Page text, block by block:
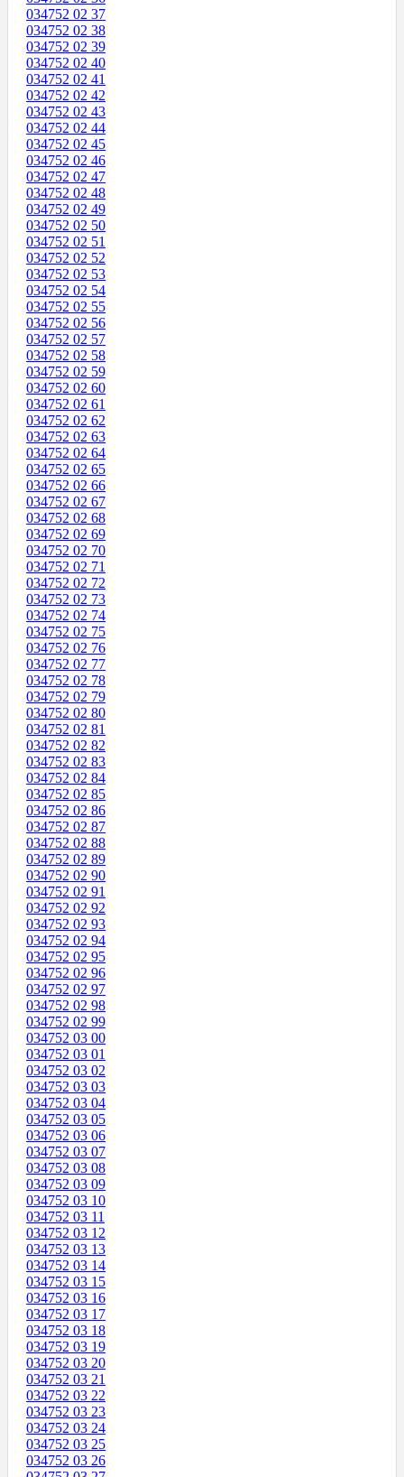
034752 02 37
034752 02 38
034752 02 39
034752 02 40
034752 02 41
034752 02 42
034752 02 43
034752 02 44
034752 02 45
034752 02 46
034752 02 47
034752 02 48
034752 02 49
034752 02 50
034752 02 51
034752 02 52
034752 02 53
034752 02 54
034752 02 55
034752 02 56
034752 02 57
034752 02 58
034752 02 59
034752 02 60
034752 02 61
034752 02 62
034752 02 63
034752 02 64
034752 02 65
034752 02 66
034752 02 67
034752 02 68
034752 02 69
034752 02 70
034752 02 71
034752 02 72
034752 02 73
034752 02 74
034752 02 75
034752 02 76
034752 02 77
034752 02 78
034752 02 79
034752 02 80
034752 02 81
034752 02 82
034752 02 83
034752 02 84
034752 02 85
034752 02 86
034752 02 87
034752 02 88
034752 02 89
034752 02 90
034752 02 91
034752 02 92
034752 02 93
034752 02 94
034752 02 95
034752 02 96
034752 02 97
034752 02 98
034752 02 99
034752 03 00
034752 03 01
034752 03 02
034752 03 03
034752 03 04
034752 03 05
034752 03 06
034752 03 07
034752 03 08
034752 03 09
034752 03 10
034752 03 11
034752 03 12
034752 03 13
034752 03 14
034752 03 15
034752 03 16
034752 03 17
034752 03 18
034752 03 19
034752 03 20
034752 03 21
034752 03 22
034752 03 23
034752 03 24
034752 03 25
034752 03 26